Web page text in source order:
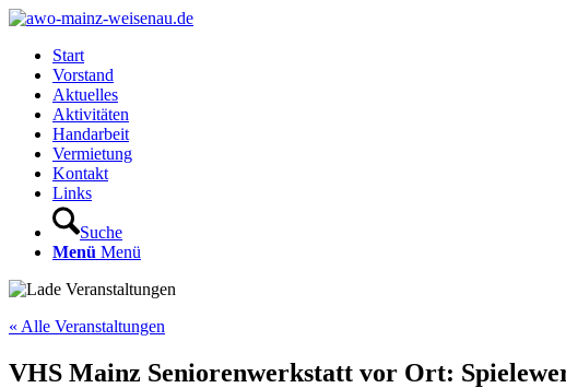
Start
Vorstand
Aktuelles
Aktivitäten
Handarbeit
Vermietung
Kontakt
Links
Suche
Menü Menü
« Alle Veranstaltungen
VHS Mainz Seniorenwerkstatt vor Ort: